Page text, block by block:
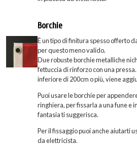
Borchie
È un tipo di finitura spesso offerto
per questo meno valido.
Due robuste borchie metalliche
fettuccia di rinforzo con una
inferiore di 200cm o più, viene
Puoi usare le borchie per
ringhiera, per fissarla a una fune e
fantasia ti suggerisca.
Per il fissaggio puoi anche aiutarti
da elettricista.